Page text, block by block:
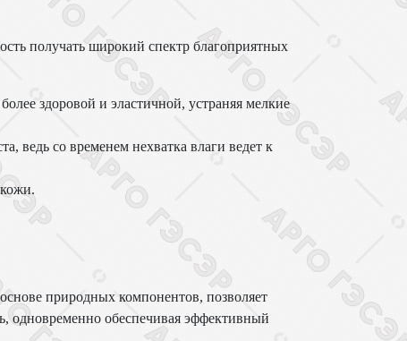
получать широкий спектр благоприятных
здоровой и эластичной, устраняя мелкие
ведь со временем нехватка влаги ведет к
природных компонентов, позволяет
одновременно обеспечивая эффективный